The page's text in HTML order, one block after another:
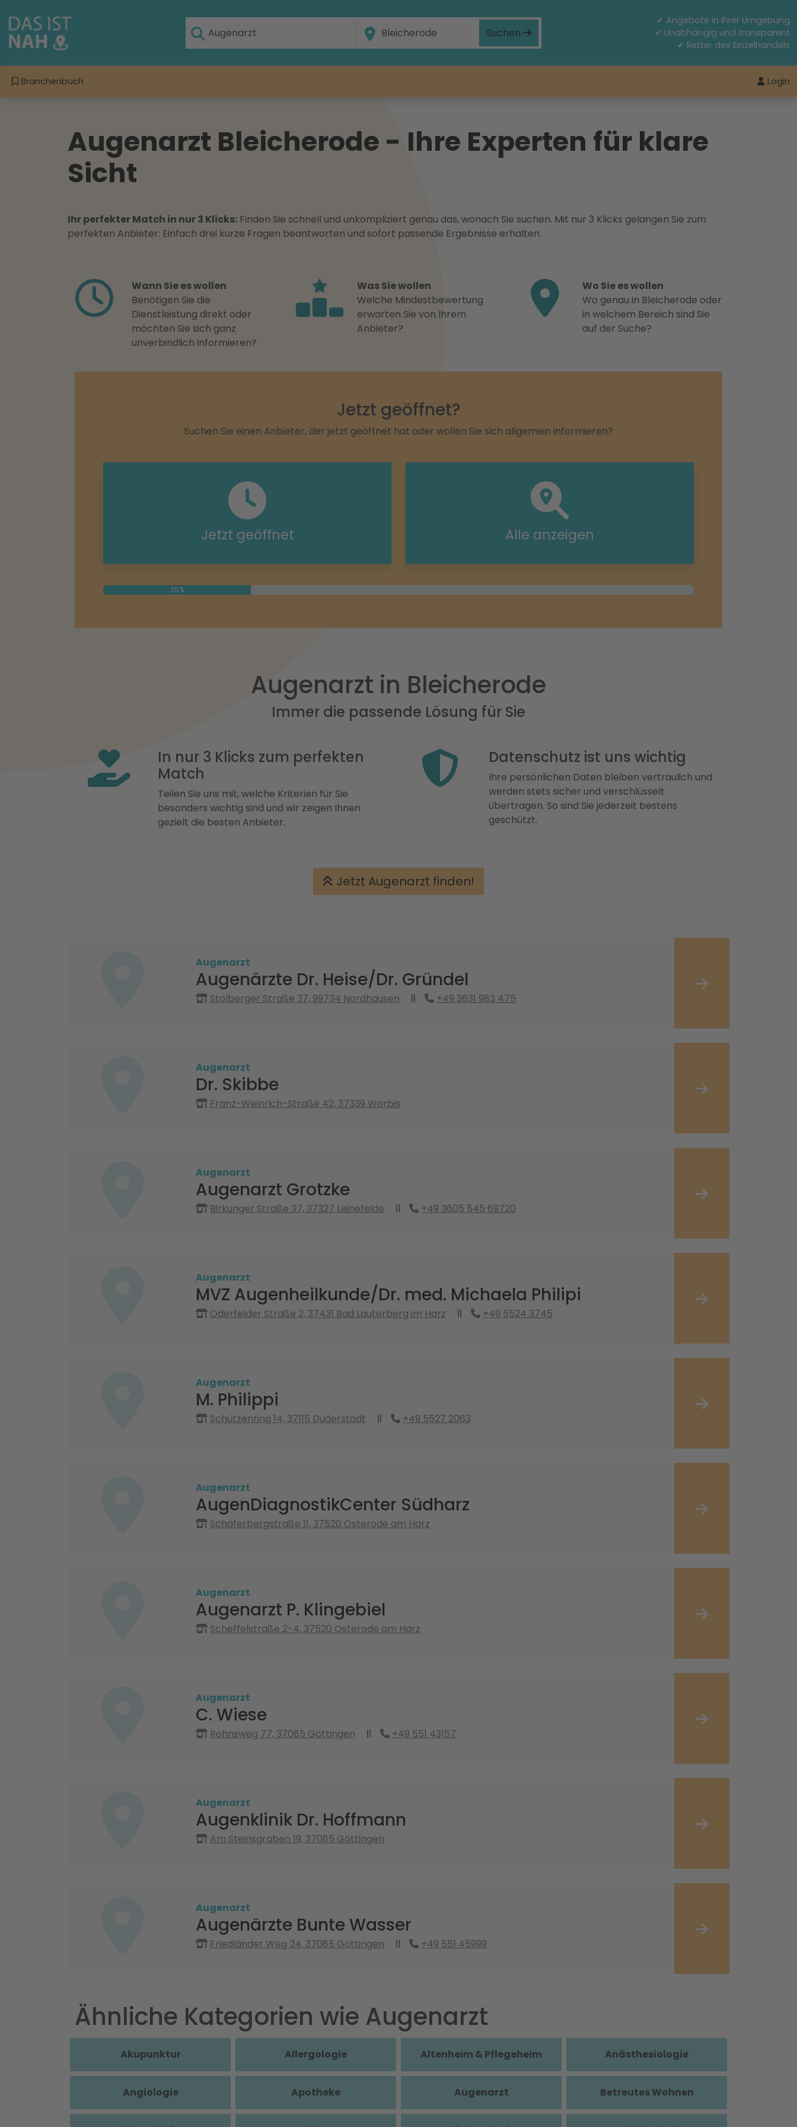
Suchen
✔ Angebote in Ihrer Umgebung
✔ Unabhängig und transparent
✔ Retter des Einzelhandels
Branchenbuch Login
Augenarzt Bleicherode - Ihre Experten für klare
Sicht
Ihr perfekter Match in nur 3 Klicks: Finden Sie schnell und unkompliziert genau das, wonach Sie suchen. Mit nur 3 Klicks gelangen Sie zum
perfekten Anbieter: Einfach drei kurze Fragen beantworten und sofort passende Ergebnisse erhalten.
Wann Sie es wollen
Benötigen Sie die
Dienstleistung direkt oder
möchten Sie sich ganz
unverbindlich informieren?
Was Sie wollen
Welche Mindestbewertung
erwarten Sie von Ihrem
Anbieter?
Wo Sie es wollen
Wo genau in Bleicherode oder
in welchem Bereich sind Sie
auf der Suche?
Jetzt geöffnet?
Suchen Sie einen Anbieter, der jetzt geöffnet hat oder wollen Sie sich allgemein informieren?
Jetzt geöffnet Alle anzeigen
25%
Augenarzt in Bleicherode
Immer die passende Lösung für Sie
In nur 3 Klicks zum perfekten
Match
Teilen Sie uns mit, welche Kriterien für Sie
besonders wichtig sind und wir zeigen Ihnen
gezielt die besten Anbieter.
Datenschutz ist uns wichtig
Ihre persönlichen Daten bleiben vertraulich und
werden stets sicher und verschlüsselt
übertragen. So sind Sie jederzeit bestens
geschützt.
Jetzt Augenarzt finden!
Augenarzt
Augenärzte Dr. Heise/Dr. Gründel
Stolberger Straße 37, 99734 Nordhausen +49 3631 983 475
Augenarzt
Dr. Skibbe
Franz-Weinrich-Straße 42, 37339 Worbis
Augenarzt
Augenarzt Grotzke
Birkunger Straße 37, 37327 Leinefelde +49 3605 545 69720
Augenarzt
MVZ Augenheilkunde/Dr. med. Michaela Philipi
Oderfelder Straße 2, 37431 Bad Lauterberg im Harz +49 5524 3745
Augenarzt
M. Philippi
Schützenring 14, 37115 Duderstadt +49 5527 2063
Augenarzt
AugenDiagnostikCenter Südharz
Schäferbergstraße 11, 37520 Osterode am Harz
Augenarzt
Augenarzt P. Klingebiel
Scheffelstraße 2-4, 37520 Osterode am Harz
Augenarzt
C. Wiese
Rohnsweg 77, 37085 Göttingen +49 551 43157
Augenarzt
Augenklinik Dr. Hoffmann
Am Steinsgraben 19, 37085 Göttingen
Augenarzt
Augenärzte Bunte Wasser
Friedländer Weg 24, 37085 Göttingen +49 551 45999
Ähnliche Kategorien wie Augenarzt
Akupunktur Allergologie Altenheim & Pflegeheim Anästhesiologie
Angiologie Apotheke Augenarzt Betreutes Wohnen